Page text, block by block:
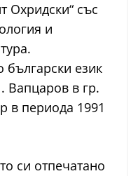
Охридски“ със
и
език
Вапцаров в гр.
в периода 1991
си отпечатано